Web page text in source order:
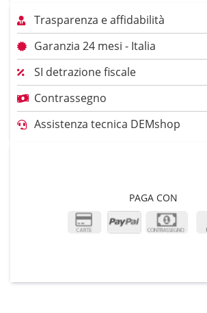
Trasparenza e affidabilità
Garanzia 24 mesi - Italia
SI detrazione fiscale
Contrassegno
Assistenza tecnica DEMshop
PAGA CON